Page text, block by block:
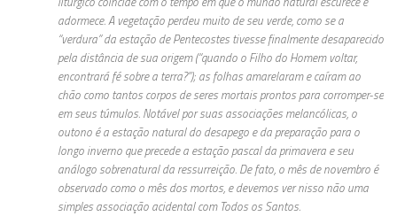
adormece. A vegetação perdeu muito de seu verde, como se a
“verdura” da estação de Pentecostes tivesse finalmente desaparecido
pela distância de sua origem (“quando o Filho do Homem voltar,
encontrará fé sobre a terra?”); as folhas amarelaram e caíram ao
chão como tantos corpos de seres mortais prontos para corromper-se
em seus túmulos. Notável por suas associações melancólicas, o
outono é a estação natural do desapego e da preparação para o
longo inverno que precede a estação pascal da primavera e seu
análogo sobrenatural da ressurreição. De fato, o mês de novembro é
observado como o mês dos mortos, e devemos ver nisso não uma
simples associação acidental com Todos os Santos.